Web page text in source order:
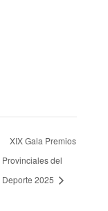
XIX Gala Premios
Provinciales del
Deporte 2025